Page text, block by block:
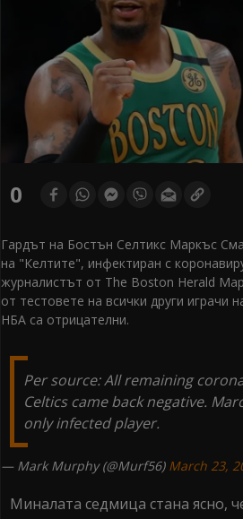
0
Гардът на Бостън Селтикс Маркъс
на "Келтите", инфектиран с
журналистът от The Boston Herald
от тестовете на всички други играчи
НБА са отрицателни.
Per source: All remaining
Celtics came back negative.
only infected player.
— Mark Murphy (@Murf56) March 23,
Миналата седмица стана ясно,